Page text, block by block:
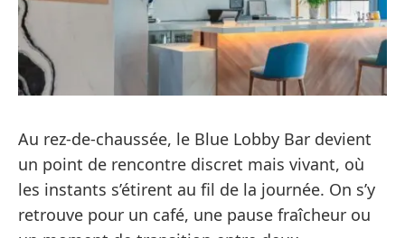
Au rez-de-chaussée, le Blue Lobby Bar devient
un point de rencontre discret mais vivant, où
les instants s’étirent au fil de la journée. On s’y
retrouve pour un café, une pause fraîcheur ou